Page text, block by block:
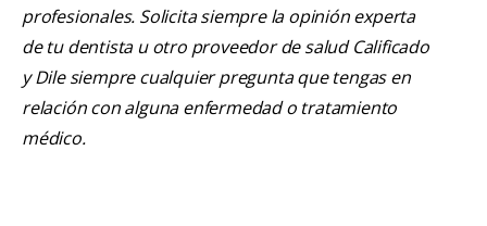
profesionales. Solicita siempre la opinión experta
de tu dentista u otro proveedor de salud Calificado
y Dile siempre cualquier pregunta que tengas en
relación con alguna enfermedad o tratamiento
médico.